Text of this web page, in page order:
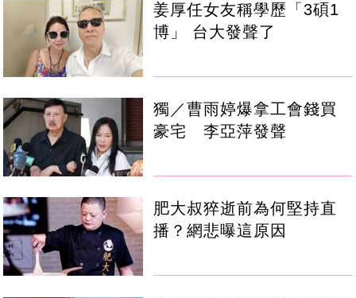
姜厚任女友稱學歷「3碩1
博」 台大發聲了
獨／曹雨婷爆拿工會錢買
豪宅 李亞萍發聲
肥大叔猝逝前為何堅持直
播？網悲曝這原因